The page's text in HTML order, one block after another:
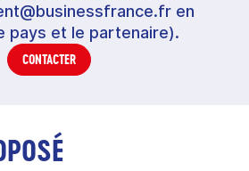
en
pays et le partenaire).
CONTACTER